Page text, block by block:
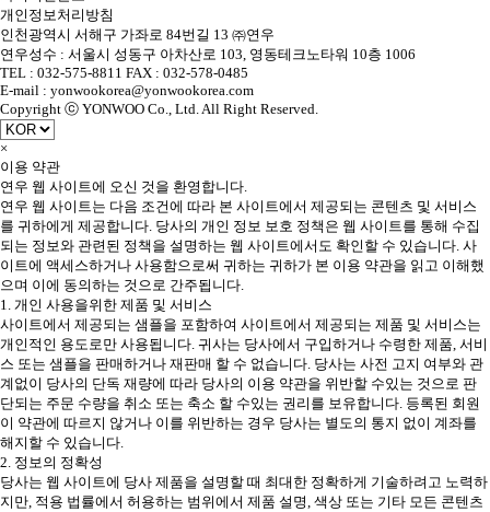
개인정보처리방침
인천광역시 서해구 가좌로 84번길 13 ㈜연우
연우성수 : 서울시 성동구 아차산로 103, 영동테크노타워 10층 1006
TEL : 032-575-8811 FAX : 032-578-0485
E-mail : yonwookorea@yonwookorea.com
Copyright ⓒ YONWOO Co., Ltd. All Right Reserved.
×
이용 약관
연우 웹 사이트에 오신 것을 환영합니다.
연우 웹 사이트는 다음 조건에 따라 본 사이트에서 제공되는 콘텐츠 및 서비스
를 귀하에게 제공합니다. 당사의 개인 정보 보호 정책은 웹 사이트를 통해 수집
되는 정보와 관련된 정책을 설명하는 웹 사이트에서도 확인할 수 있습니다. 사
이트에 액세스하거나 사용함으로써 귀하는 귀하가 본 이용 약관을 읽고 이해했
으며 이에 동의하는 것으로 간주됩니다.
1. 개인 사용을위한 제품 및 서비스
사이트에서 제공되는 샘플을 포함하여 사이트에서 제공되는 제품 및 서비스는
개인적인 용도로만 사용됩니다. 귀사는 당사에서 구입하거나 수령한 제품, 서비
스 또는 샘플을 판매하거나 재판매 할 수 없습니다. 당사는 사전 고지 여부와 관
계없이 당사의 단독 재량에 따라 당사의 이용 약관을 위반할 수있는 것으로 판
단되는 주문 수량을 취소 또는 축소 할 수있는 권리를 보유합니다. 등록된 회원
이 약관에 따르지 않거나 이를 위반하는 경우 당사는 별도의 통지 없이 계좌를
해지할 수 있습니다.
2. 정보의 정확성
당사는 웹 사이트에 당사 제품을 설명할 때 최대한 정확하게 기술하려고 노력하
지만, 적용 법률에서 허용하는 범위에서 제품 설명, 색상 또는 기타 모든 콘텐츠